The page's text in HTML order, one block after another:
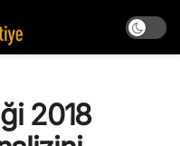
2018